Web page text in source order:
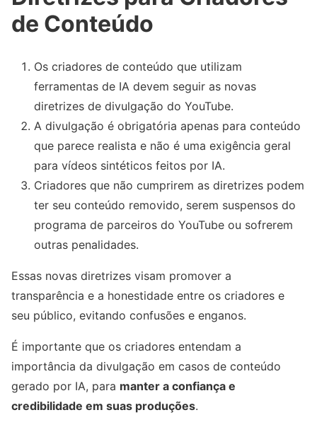
de Conteúdo
Os criadores de conteúdo que utilizam
ferramentas de IA devem seguir as novas
diretrizes de divulgação do YouTube.
A divulgação é obrigatória apenas para conteúdo
que parece realista e não é uma exigência geral
para vídeos sintéticos feitos por IA.
Criadores que não cumprirem as diretrizes podem
ter seu conteúdo removido, serem suspensos do
programa de parceiros do YouTube ou sofrerem
outras penalidades.
Essas novas diretrizes visam promover a
transparência e a honestidade entre os criadores e
seu público, evitando confusões e enganos.
É importante que os criadores entendam a
importância da divulgação em casos de conteúdo
gerado por IA, para manter a confiança e
credibilidade em suas produções.